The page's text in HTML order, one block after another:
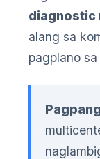
diagnostic
alang sa
pagplano